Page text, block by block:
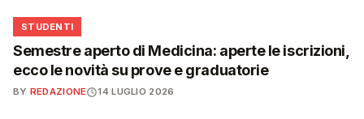
🎓
STUDENTI
Semestre aperto di Medicina: aperte le iscrizioni,
ecco le novità su prove e graduatorie
BY REDAZIONE 14 LUGLIO 2026